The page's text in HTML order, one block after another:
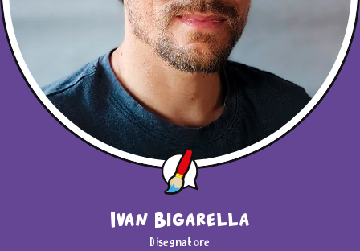
Ivan Bigarella
Disegnatore